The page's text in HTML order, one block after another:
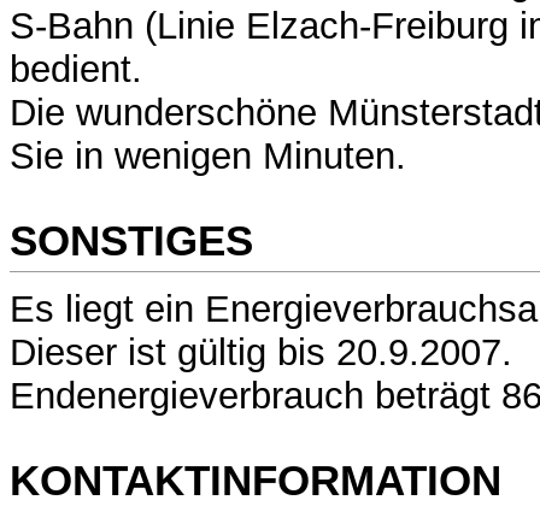
S-Bahn (Linie Elzach-Freiburg
bedient.
Die wunderschöne
Sie in wenigen Minuten.
SONSTIGES
Es liegt ein
Dieser ist gültig bis 20.9.2007.
Endenergieverbrauch beträgt
KONTAKTINFORMATION